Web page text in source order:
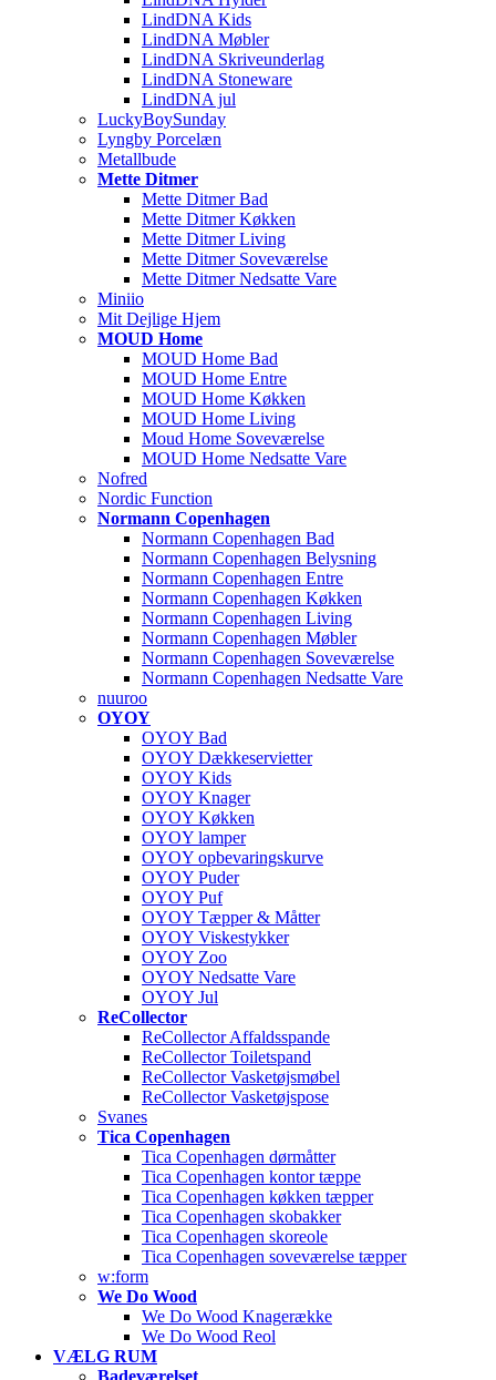
LindDNA Kids
LindDNA Møbler
LindDNA Skriveunderlag
LindDNA Stoneware
LindDNA jul
LuckyBoySunday
Lyngby Porcelæn
Metallbude
Mette Ditmer
Mette Ditmer Bad
Mette Ditmer Køkken
Mette Ditmer Living
Mette Ditmer Soveværelse
Mette Ditmer Nedsatte Vare
Miniio
Mit Dejlige Hjem
MOUD Home
MOUD Home Bad
MOUD Home Entre
MOUD Home Køkken
MOUD Home Living
Moud Home Soveværelse
MOUD Home Nedsatte Vare
Nofred
Nordic Function
Normann Copenhagen
Normann Copenhagen Bad
Normann Copenhagen Belysning
Normann Copenhagen Entre
Normann Copenhagen Køkken
Normann Copenhagen Living
Normann Copenhagen Møbler
Normann Copenhagen Soveværelse
Normann Copenhagen Nedsatte Vare
nuuroo
OYOY
OYOY Bad
OYOY Dækkeservietter
OYOY Kids
OYOY Knager
OYOY Køkken
OYOY lamper
OYOY opbevaringskurve
OYOY Puder
OYOY Puf
OYOY Tæpper & Måtter
OYOY Viskestykker
OYOY Zoo
OYOY Nedsatte Vare
OYOY Jul
ReCollector
ReCollector Affaldsspande
ReCollector Toiletspand
ReCollector Vasketøjsmøbel
ReCollector Vasketøjspose
Svanes
Tica Copenhagen
Tica Copenhagen dørmåtter
Tica Copenhagen kontor tæppe
Tica Copenhagen køkken tæpper
Tica Copenhagen skobakker
Tica Copenhagen skoreole
Tica Copenhagen soveværelse tæpper
w:form
We Do Wood
We Do Wood Knagerække
We Do Wood Reol
VÆLG RUM
Badeværelset